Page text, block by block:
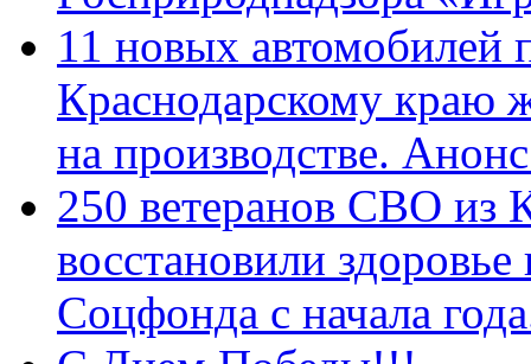
11 новых автомобилей
Краснодарскому краю
на производстве.
250 ветеранов СВО из
восстановили
Соцфонда с начала